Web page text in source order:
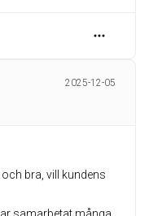
2025-12-05
bra, vill kundens